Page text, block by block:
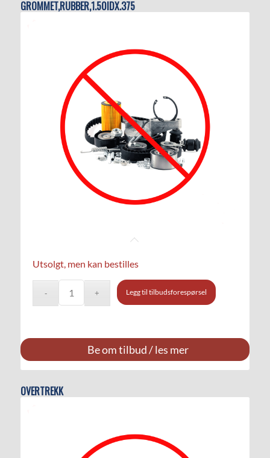
GROMMET,RUBBER,1.50IDX.375
Utsolgt, men kan bestilles
Legg til tilbudsforespørsel
Be om tilbud / les mer
OVERTREKK